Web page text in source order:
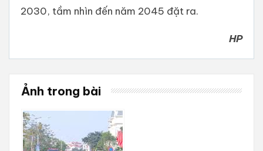
2030, tầm nhìn đến năm 2045 đặt ra.
HP
Ảnh trong bài